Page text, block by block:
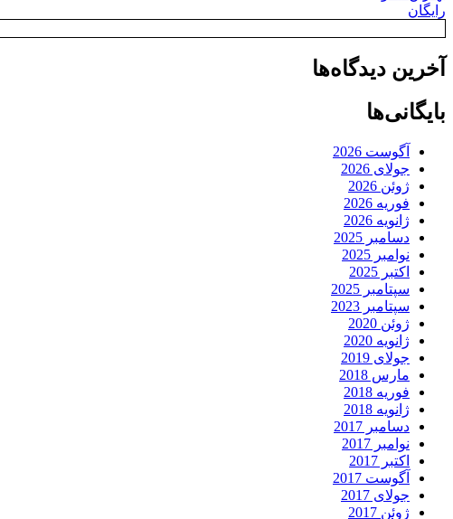
رایگان
آخرین دیدگاه‌ها
بایگانی‌ها
آگوست 2026
جولای 2026
ژوئن 2026
فوریه 2026
ژانویه 2026
دسامبر 2025
نوامبر 2025
اکتبر 2025
سپتامبر 2025
سپتامبر 2023
ژوئن 2020
ژانویه 2020
جولای 2019
مارس 2018
فوریه 2018
ژانویه 2018
دسامبر 2017
نوامبر 2017
اکتبر 2017
آگوست 2017
جولای 2017
ژوئن 2017